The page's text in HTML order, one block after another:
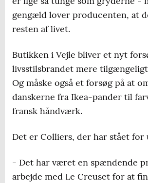
gengæld lover producenten, at
resten af livet.
Butikken i Vejle bliver et nyt
livsstilsbrandet mere
Og måske også et forsøg på at
danskerne fra Ikea-pander til
fransk håndværk.
Det er Colliers, der har stået for
- Det har været en spændende
arbejde med Le Creuset for at